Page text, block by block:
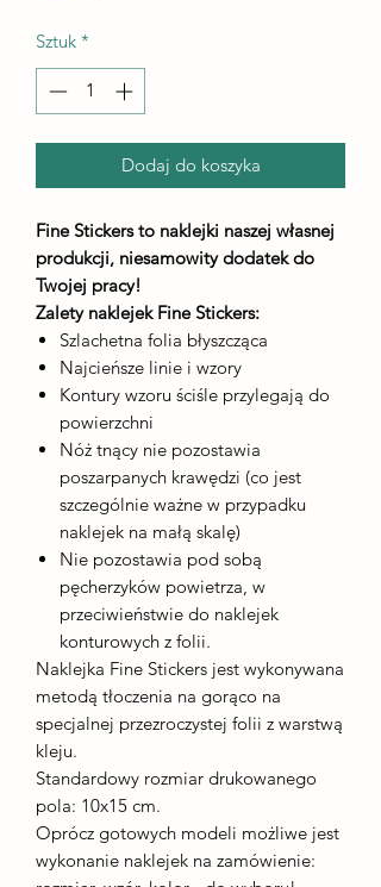
Sztuk *
Dodaj do koszyka
Fine Stickers to naklejki naszej własnej
produkcji, niesamowity dodatek do
Twojej pracy!
Zalety naklejek Fine Stickers:
Szlachetna folia błyszcząca
Najcieńsze linie i wzory
Kontury wzoru ściśle przylegają do
powierzchni
Nóż tnący nie pozostawia
poszarpanych krawędzi (co jest
szczególnie ważne w przypadku
naklejek na małą skalę)
Nie pozostawia pod sobą
pęcherzyków powietrza, w
przeciwieństwie do naklejek
konturowych z folii.
Naklejka Fine Stickers jest wykonywana
metodą tłoczenia na gorąco na
specjalnej przezroczystej folii z warstwą
kleju.
Standardowy rozmiar drukowanego
pola: 10x15 cm.
Oprócz gotowych modeli możliwe jest
wykonanie naklejek na zamówienie: